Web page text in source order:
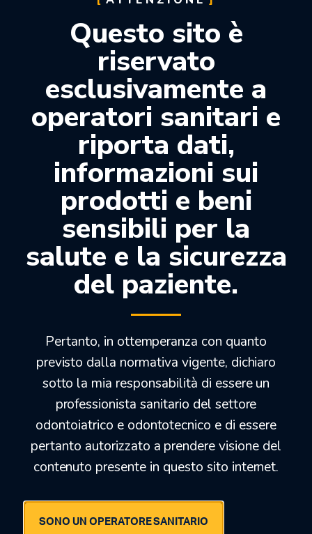
Descrizione
Adesivo smalto-dentinale di ultima generazione
indicato per tutte le classi di restauro diretto.
• Elevata adesione e durata nel tempo.
• Facile infiltrazione nei tubuli dentinali. Riduce il
rischio di sensibilità.
• Compatibile con tutti i restauri
fotopolimerizzabili.
• Risparmio di tempo e facile da usare.
Confezione: flacone 5ml.
SCADENZA:13/04/2026
Prodotti correlati
-16% -35%
Questo sito è
riservato
esclusivamente a
operatori sanitari e
riporta dati,
informazioni sui
prodotti e beni
sensibili per la
salute e la sicurezza
del paziente.
Pertanto, in ottemperanza con quanto
previsto dalla normativa vigente, dichiaro
sotto la mia responsabilità di essere un
professionista sanitario del settore
odontoiatrico e odontotecnico e di essere
pertanto autorizzato a prendere visione del
contenuto presente in questo sito internet.
SONO UN OPERATORE SANITARIO